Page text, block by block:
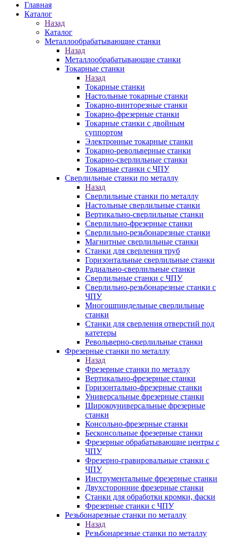
Главная
Каталог
Назад
Каталог
Металлообрабатывающие станки
Назад
Металлообрабатывающие станки
Токарные станки
Назад
Токарные станки
Настольные токарные станки
Токарно-винторезные станки
Токарно-фрезерные станки
Токарные станки с двойным
суппортом
Электронные токарные станки
Токарно-револьверные станки
Токарно-сверлильные станки
Токарные станки с ЧПУ
Сверлильные станки по металлу
Назад
Сверлильные станки по металлу
Настольные сверлильные станки
Вертикально-сверлильные станки
Сверлильно-фрезерные станки
Сверлильно-резьбонарезные станки
Магнитные сверлильные станки
Станки для сверления труб
Горизонтальные сверлильные станки
Радиально-сверлильные станки
Сверлильные станки с ЧПУ
Сверлильно-резьбонарезные станки с
ЧПУ
Многошпиндельные сверлильные
станки
Станки для сверления отверстий под
катетеры
Револьверно-сверлильные станки
Фрезерные станки по металлу
Назад
Фрезерные станки по металлу
Вертикально-фрезерные станки
Горизонтально-фрезерные станки
Универсальные фрезерные станки
Широкоуниверсальные фрезерные
станки
Консольно-фрезерные станки
Бесконсольные фрезерные станки
Фрезерные обрабатывающие центры с
ЧПУ
Фрезерно-гравировальные станки с
ЧПУ
Инструментальные фрезерные станки
Двухсторонние фрезерные станки
Станки для обработки кромки, фаски
Фрезерные станки с ЧПУ
Резьбонарезные станки по металлу
Назад
Резьбонарезные станки по металлу